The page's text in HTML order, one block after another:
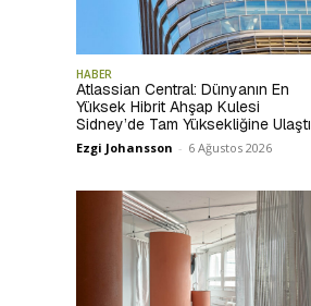
HABER
Atlassian Central: Dünyanın En
Yüksek Hibrit Ahşap Kulesi
Sidney’de Tam Yüksekliğine Ulaştı
Ezgi Johansson - 6 Ağustos 2026